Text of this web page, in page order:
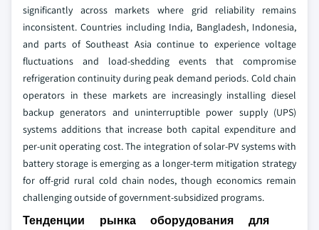
significantly across markets where grid reliability remains
inconsistent. Countries including India, Bangladesh, Indonesia,
and parts of Southeast Asia continue to experience voltage
fluctuations and load-shedding events that compromise
refrigeration continuity during peak demand periods. Cold chain
operators in these markets are increasingly installing diesel
backup generators and uninterruptible power supply (UPS)
systems additions that increase both capital expenditure and
per-unit operating cost. The integration of solar-PV systems with
battery storage is emerging as a longer-term mitigation strategy
for off-grid rural cold chain nodes, though economics remain
challenging outside of government-subsidized programs.
Тенденции рынка оборудования для